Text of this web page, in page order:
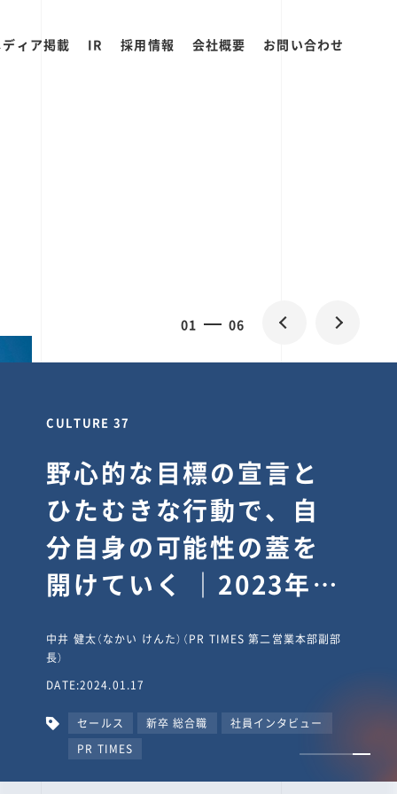
ィア掲載 IR 採用情報 会社概要 お問い合わせ
0 06
CULTURE 30
逆境では自分のスタン
スを変え“予想を裏切
り、期待を超える”【真
輔塾・前編】
山田真輔（やまだ しんすけ）（執行役員 兼 Jooto事業部
長）
DATE:2023.09.08
カルチャー CxO キャリア入社 Jooto